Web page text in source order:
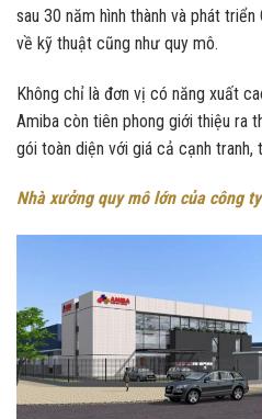
sau 30 năm hình thành và phát
về kỹ thuật cũng như quy mô.
Không chỉ là đơn vị có năng xuất
Amiba còn tiên phong giới thiệu ra
gói toàn diện với giá cả cạnh tranh,
Nhà xưởng quy mô lớn của công